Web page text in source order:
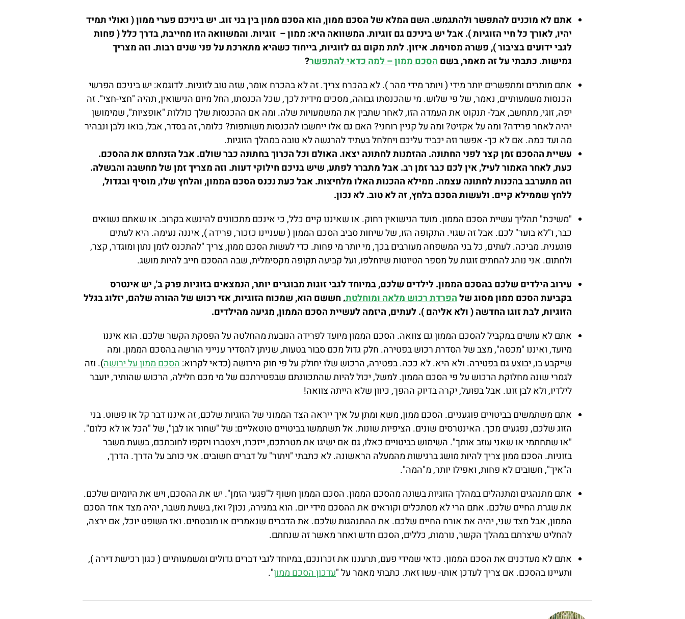
אתם לא מוכנים להתפשר ולהתגמש. השם המלא של הסכם ממון, הוא הסכם ממון בין בני זוג. יש ביניכם פערי ממון ( ואולי תמיד
יהיו, לאורך כל חיי הזוגיות ). אבל יש ביניכם גם זוגיות. המשוואה היא: ממון – זוגיות. והמשוואה הזו מחייבת, בדרך כלל ( פחות
לגבי ידועים בציבור ), פשרה מסוימת. איזון. לתת מקום גם לזוגיות, בייחוד כשהיא מתארכת על פני שנים רבות. וזה מצריך
גמישות. כתבתי על זה מאמר, בשםהסכם ממון – למה כדאי להתפשר?
אתם מותרים ומתפשרים יותר מידי ( ויותר מידי מהר ). לא בהכרח צריך. זה לא בהכרח אומר, שזה טוב לזוגיות. לדוגמא: יש ביניכם הפרשי
הכנסות משמעותיים, נאמר, של פי שלוש. מי שהכנסתו גבוהה, מסכים מידית לכך, שכל הכנסתו, החל מיום הנישואין, תהיה "חצי-חצי". זה
יפה, זוגי, מתחשב, אבל- תנקוט את העמדה הזו, לאחר שתבין את המשמעויות שלה. ומה אם ההכנסות שלך כוללות "אופציות", שמימושן
יהיה לאחר פרידה? ומה על אקזיט? ומה על קניין רוחני? האם גם אלו ייחשבו להכנסות משותפות? כלומר, זה בסדר, אבל, בואו נלבן ונבהיר
מה ועד כמה. אם לא כך- אפשר וזה יכביד עליכם ויחלחל בעתיד להרגשה לא טובה במהלך הזוגיות.
עשיית ההסכם זמן קצר לפני החתונה. ההזמנות לחתונה יצאו. האולם וכל הכרוך בחתונה כבר שולם. אבל הזנחתם את ההסכם.
כעת, לאחר האמור לעיל, אין לכם כבר זמן רב. אבל מתברר לפתע, שיש בניכם חילוקי דעות. וזה מצריך זמן של מחשבה והבשלה.
וזה מתערבב בהכנות לחתונה עצמה. ממילא ההכנות האלו מלחיצות. אבל כעת נכנס הסכם הממון, והלחץ שלו, מוסיף ובגדול,
ללחץ שממילא קיים. ולעשות הסכם בלחץ, זה לא טוב. לא נכון.
"משיכת" תהליך עשיית הסכם הממון. מועד הנישואין רחוק. או שאיננו קיים כלל, כי אינכם מתכוונים להינשא בקרוב. או שאתם נשואים
כבר, ו"לא בוער" לכם. אבל זה שגוי. התקופה הזו, של שיחות סביב הסכם הממון ( שעניינו כזכור, פרידה ), איננה נעימה. היא לעתים
פוגענית. מביכה. לעתים, כל בני המשפחה מעורבים בכך, מי יותר מי פחות. כדי לעשות הסכם ממון, צריך "להתכנס לזמן נתון ומוגדר, קצר,
ולחתום. אני נוהג להחתים זוגות על מספר הטיוטות שיוחלפו, ועל קביעה תקופה מקסימלית, שבה ההסכם חייב להיות מושג.
עירוב הילדים שלכם בהסכם הממון. לילדים שלכם, במיוחד לגבי זוגות מבוגרים יותר, הנמצאים בזוגיות פרק ב', יש אינטרס
בקביעת הסכם ממון מסוג שלהפרדת רכוש מלאה ומוחלטת.חששם הוא, שמכוח הזוגיות, אזי רכוש של ההורה שלהם, יזלוג בגלל
הזוגיות, לבת זוגו החדשה ( ולא אליהם ). לעתים, היזמה לעשיית הסכם הממון, מגיעה מהילדים.
אתם לא עושים במקביל להסכם הממון גם צוואה. הסכם הממון מיועד לפרידה הנובעת מהחלטה על הפסקת הקשר שלכם. הוא איננו
מיועד, ואיננו "מכסה", מצב של הסדרת רכוש בפטירה. חלק גדול מכם סבור בטעות, שניתן להסדיר ענייני הורשה בהסכם הממון. ומה
שייקבע בו, יבוצע גם בפטירה. ולא היא. לא ככה. בפטירה, הרכוש שלו יחולק על פי חוק הירושה (כדאי לקרוא:הסכם ממון על ירושה). וזה
לגמרי שונה מחלוקת הרכוש על פי הסכם הממון. למשל, יכול להיות שהתכוונתם שבפטירתכם של מי מכם חלילה, הרכוש שהותיר, יועבר
לילדיו, ולא לבן זוגו. אבל בפועל, יקרה בדיוק ההפך, כיוון שלא הייתה צוואה!
אתם משתמשים בביטויים פוגעניים. הסכם ממון, משא ומתן על איך ייראה הצד הממוני של הזוגיות שלכם, זה איננו דבר קל או פשוט. בני
הזוג שלכם, נפגעים מכך. האינטרסים שונים. הציפיות שונות. אל תשתמשו בביטויים טוטאליים: של "שחור או לבן", של "הכל או לא כלום".
"או שתחתמי או שאני עוזב אותך". השימוש בביטויים כאלו, גם אם ישיגו את מטרתכם, ייזכרו, ויצטברו ויזקפו לחובתכם, בשעת משבר
בזוגיות. הסכם ממון צריך להיות מושג ברגישות מהמעלה הראשונה. לא כתבתי "ויתור" על דברים חשובים. אני כותב על הדרך. הדרך,
ה"איך", חשובים לא פחות, ואפילו יותר, מ"המה".
אתם מתנהגים ומתנהלים במהלך הזוגיות בשונה מהסכם הממון. הסכם הממון חשוף ל"פגעי הזמן". יש את ההסכם, ויש את היומיום שלכם.
את שגרת החיים שלכם. אתם הרי לא מסתכלים וקוראים את ההסכם מידי יום. הוא במגירה, נכון? ואז, בשעת משבר, יהיה מצד אחד הסכם
הממון, אבל מצד שני, יהיה את אורח החיים שלכם. את ההתנהגות שלכם. את הדברים שנאמרים או מובטחים. ואז השופט יוכל, אם ירצה,
להחליט שיצרתם במהלך הקשר, נורמות, כללים, הסכם חדש ואחר מאשר זה שנחתם.
אתם לא מעדכנים את הסכם הממון. כדאי שמידי פעם, תרעננו את זכרונכם, במיוחד לגבי דברים גדולים ומשמעותיים ( כגון רכישת דירה ),
ותעיינו בהסכם. אם צריך לעדכן אותו- עשו זאת. כתבתי מאמר על "עדכון הסכם ממון".